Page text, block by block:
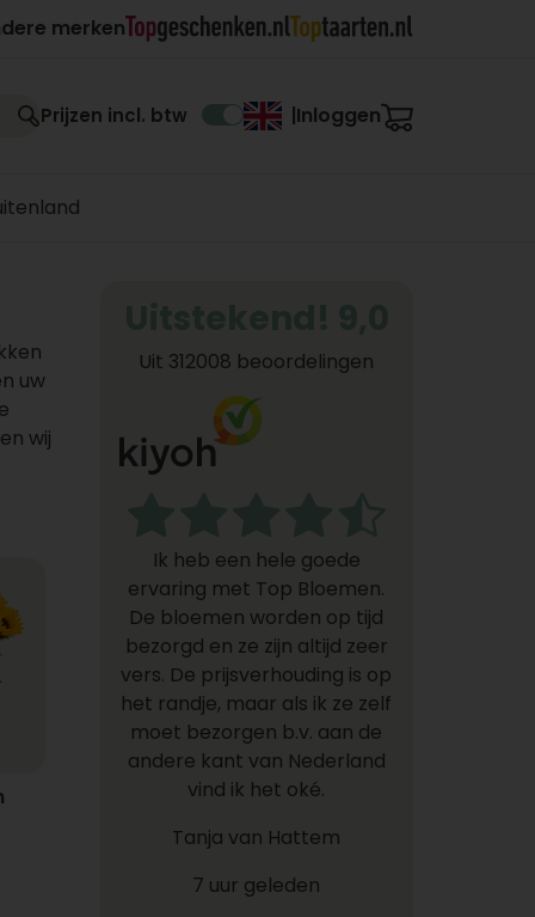
merken
Prijzen incl. btw Inloggen
uw
wij
Uit 312008 beoordelingen
Ik heb een hele goede
ervaring met Top Bloemen.
De bloemen worden op tijd
bezorgd en ze zijn altijd zeer
vers. De prijsverhouding is op
het randje, maar als ik ze zelf
moet bezorgen b.v. aan de
andere kant van Nederland
vind ik het oké.
Tanja van Hattem
7 uur geleden